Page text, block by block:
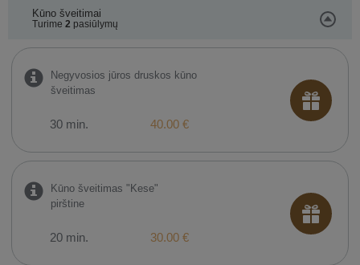
Kūno šveitimai
Turime 2 pasiūlymų
Negyvosios jūros druskos kūno
šveitimas
30 min. 40.00 €
Kūno šveitimas "Kese"
pirštine
20 min. 30.00 €